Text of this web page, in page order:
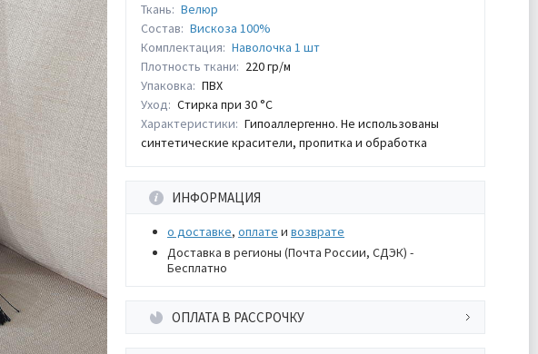
Ткань: Велюр
Состав: Вискоза 100%
Комплектация: Наволочка 1 шт
Плотность ткани: 220 гр/м
Упаковка: ПВХ
Уход: Стирка при 30 °С
Характеристики: Гипоаллергенно. Не использованы
синтетические красители, пропитка и обработка
ИНФОРМАЦИЯ
о доставке, оплате и возврате
Доставка в регионы (Почта России, СДЭК) -
Бесплатно
ОПЛАТА В РАССРОЧКУ